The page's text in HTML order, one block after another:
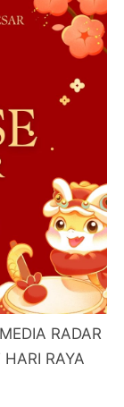
RADAR
RAYA